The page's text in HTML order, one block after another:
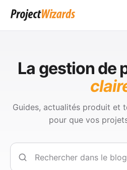
La gestion de
Guides, actualités produit et
pour que vos
Rechercher